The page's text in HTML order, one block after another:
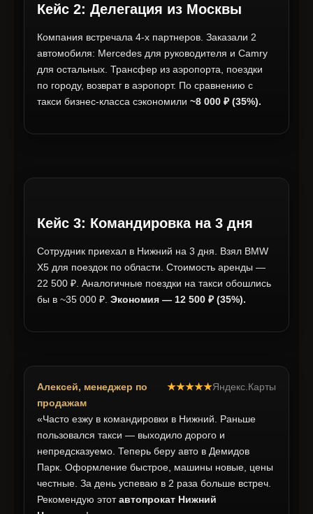
Кейс 2: Делегация из Москвы
Компания встречала 4-х партнеров. Заказали 2
автомобиля: Mercedes для руководителя и Camry
для остальных. Трансфер из аэропорта, поездки
по городу, возврат в аэропорт. По сравнению с
такси бизнес-класса сэкономили ~8 000 ₽ (35%).
Кейс 3: Командировка на 3 дня
Сотрудник приехал в Нижний на 3 дня. Взял BMW
X5 для поездок по области. Стоимость аренды —
22 500 ₽. Аналогичные поездки на такси обошлись
бы в ~35 000 ₽. Экономия — 12 500 ₽ (35%).
Алексей, менеджер по
продажам
★★★★★Яндекс.Карты
«Часто езжу в командировки в Нижний. Раньше
пользовался такси — выходило дорого и
непредсказуемо. Теперь беру авто в Демидов
Парк. Оформление быстрое, машины новые, цены
честные. За день успеваю в 2 раза больше встреч.
Рекомендую этотавтопрокат Нижний